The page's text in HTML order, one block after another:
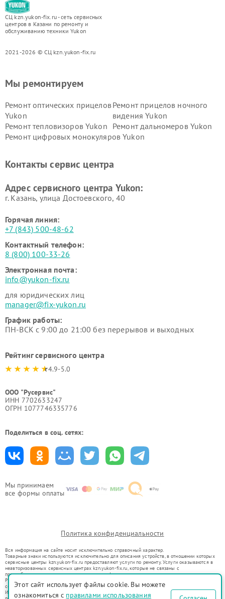
СЦ kzn.yukon-fix.ru - сеть сервисных
центров в Казани по ремонту и
обслуживанию техники Yukon
2021-2026 © СЦ kzn.yukon-fix.ru
Мы принимаем
все формы оплаты
Мы ремонтируем
Ремонт оптических прицелов
Yukon
Ремонт прицелов ночного
видения Yukon
Ремонт тепловизоров Yukon Ремонт дальномеров Yukon
Ремонт цифровых монокуляров Yukon
Контакты сервис центра
Адрес сервисного центра Yukon:
г. Казань, улица Достоевского, 40
Горячая линия:
+7 (843) 500-48-62
Контактный телефон:
8 (800) 100-33-26
Электронная почта:
info@yukon-fix.ru
для юридических лиц
manager@fix-yukon.ru
График работы:
ПН-ВСК с 9:00 до 21:00 без перерывов и выходных
Рейтинг сервисного центра
4.9-5.0
ООО "Русервис"
ИНН 7702633247
ОГРН 1077746335776
Поделиться в соц. сетях:
Политика конфиденциальности
Вся информация на сайте носит исключительно справочный характер.
Товарные знаки используются исключительно для описания устройств, в отношении которых
сервисные центры kzn.yukon-fix.ru предоставляют услуги по ремонту. Услуги оказываются в
неавторизованных сервисных центрах kzn.yukon-fix.ru, которые не связаны с
правообладателями товарных знаков или их официальными представителями.
Ремонт осуществляется для устройств, уже введенных в гражданский оборот в соответствии
со статьей 1487 ГК РФ.
Использование товарных знаков не преследует цели индивидуализации услуг или введения
Этот сайт использует файлы cookie. Вы можете
ознакомиться с правилами использования